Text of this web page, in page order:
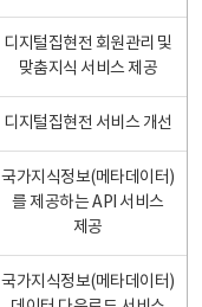
디지털집현전 회원관리 및
맞춤지식 서비스 제공
디지털집현전 서비스 개선
국가지식정보(메타데이터)
를 제공하는 API 서비스
제공
국가지식정보(메타데이터)